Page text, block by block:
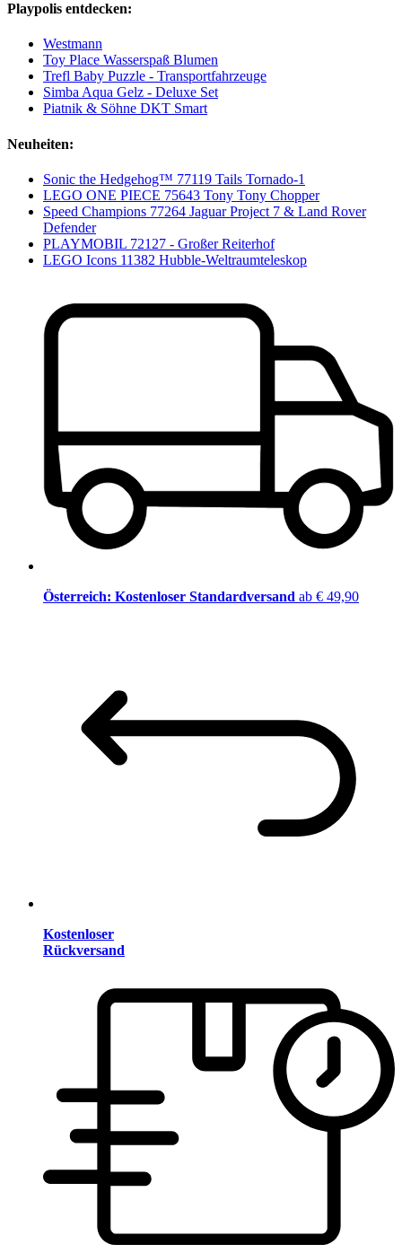
Playpolis entdecken:
Westmann
Toy Place Wasserspaß Blumen
Trefl Baby Puzzle - Transportfahrzeuge
Simba Aqua Gelz - Deluxe Set
Piatnik & Söhne DKT Smart
Neuheiten:
Sonic the Hedgehog™ 77119 Tails Tornado-1
LEGO ONE PIECE 75643 Tony Tony Chopper
Speed Champions 77264 Jaguar Project 7 & Land Rover
Defender
PLAYMOBIL 72127 - Großer Reiterhof
LEGO Icons 11382 Hubble-Weltraumteleskop
Österreich: Kostenloser Standardversand ab € 49,90
Kostenloser
Rückversand